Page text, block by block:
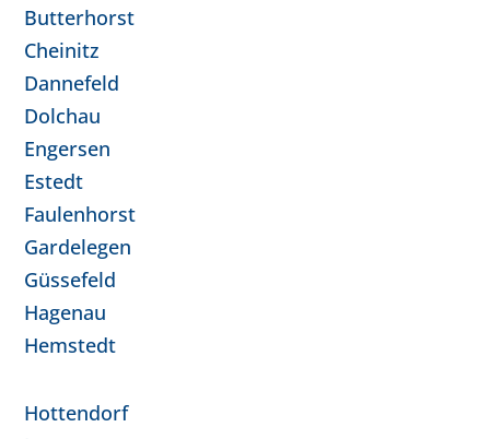
Butterhorst
Cheinitz
Dannefeld
Dolchau
Engersen
Estedt
Faulenhorst
Gardelegen
Güssefeld
Hagenau
Hemstedt
Hottendorf